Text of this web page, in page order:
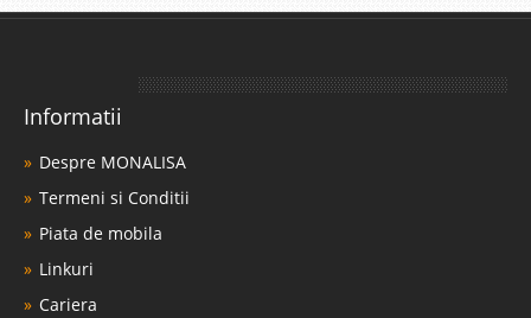
Informatii
Despre MONALISA
Termeni si Conditii
Piata de mobila
Linkuri
Cariera